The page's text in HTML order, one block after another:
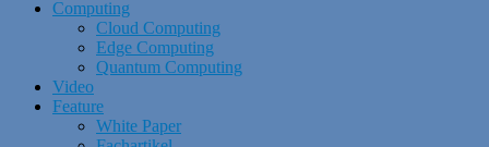
Computing
Cloud Computing
Edge Computing
Quantum Computing
Video
Feature
White Paper